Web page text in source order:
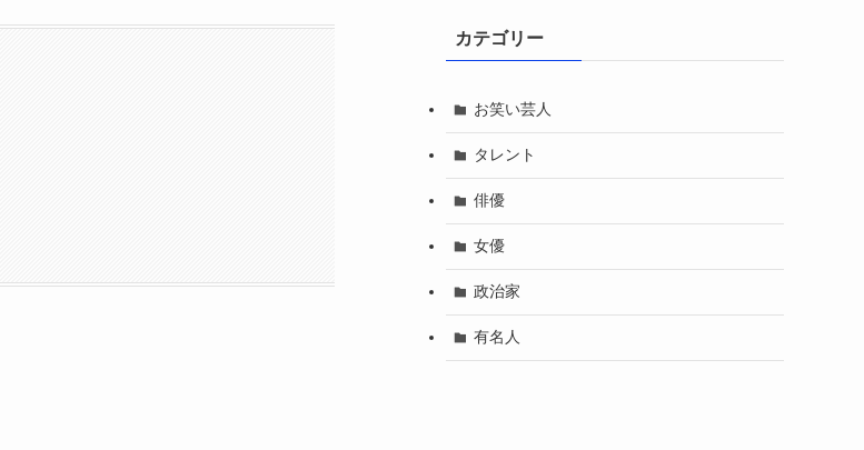
カテゴリー
お笑い芸人
タレント
俳優
女優
政治家
有名人